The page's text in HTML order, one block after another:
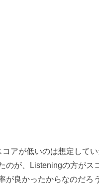
アが低いのは想定して
のが、Listeningの方がス
良かったからなのだろう